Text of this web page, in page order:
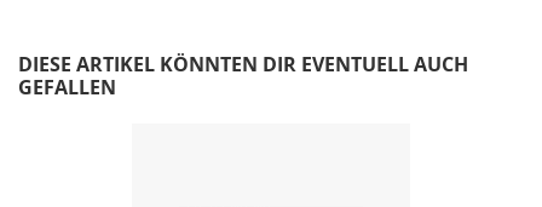
DIESE ARTIKEL KÖNNTEN DIR EVENTUELL AUCH
GEFALLEN